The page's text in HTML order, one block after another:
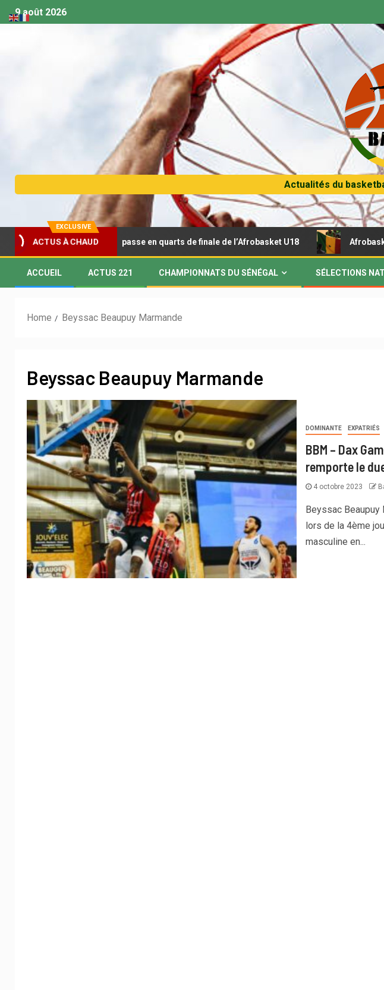
9 août 2026
Actualités du
EXCLUSIVE
ACTUS À CHAUD
la Tunisie et passe en quarts de finale de l’Afrobasket U18 Afrobasket U18
ACCUEIL ACTUS 221 CHAMPIONNATS DU SÉNÉGAL SÉLECTIONS
Home Beyssac Beaupuy Marmande
Beyssac Beaupuy Marmande
DOMINANTE EXPATRIÉS
BBM – Dax
remporte le
4 octobre 2023
Beyssac Beaupuy
lors de la 4ème
masculine en...